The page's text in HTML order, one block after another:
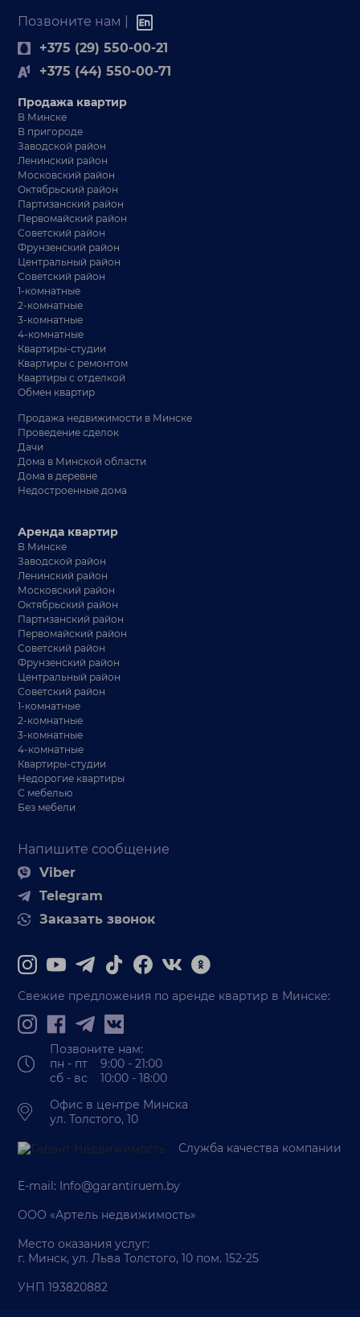
Позвоните нам |
+375 (29) 550-00-21
+375 (44) 550-00-71
Продажа квартир
В Минске
В пригороде
Заводской район
Ленинский район
Московский район
Октябрьский район
Партизанский район
Первомайский район
Советский район
Фрунзенский район
Центральный район
Советский район
1-комнатные
2-комнатные
3-комнатные
4-комнатные
Квартиры-студии
Квартиры с ремонтом
Квартиры с отделкой
Обмен квартир
Продажа недвижимости в Минске
Проведение сделок
Дачи
Дома в Минской области
Дома в деревне
Недостроенные дома
Напишите сообщение
Viber
Telegram
Заказать звонок
Аренда квартир
В Минске
Заводской район
Ленинский район
Московский район
Октябрьский район
Партизанский район
Первомайский район
Советский район
Фрунзенский район
Центральный район
Советский район
1-комнатные
2-комнатные
3-комнатные
4-комнатные
Квартиры-студии
Недорогие квартиры
С мебелью
Без мебели
Свежие предложения по аренде квартир в Минске:
Позвоните нам:
пн - пт 9:00 - 21:00
сб - вс 10:00 - 18:00
Офис в центре Минска
ул. Толстого, 10
Служба качества компании
E-mail: Info@garantiruem.by
ООО «Артель недвижимость»
Место оказания услуг:
г. Минск, ул. Льва Толстого, 10 пом. 152-25
УНП 193820882